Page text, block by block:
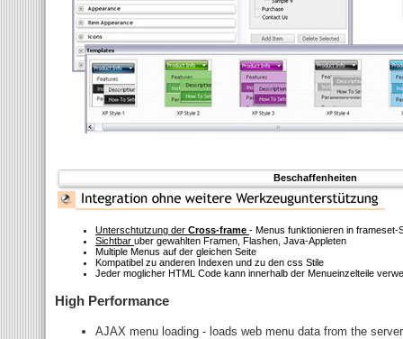
Beschaffenheiten
Unterschtutzung der Cross-frame - Menus funktionieren in frameset-
Sichtbar uber gewahlten Framen, Flashen, Java-Appleten
Multiple Menus auf der gleichen Seite
Kompatibel zu anderen Indexen und zu den css Stile
Jeder moglicher HTML Code kann innerhalb der Menueinzelteile
High Performance
AJAX menu loading - loads web menu data from the